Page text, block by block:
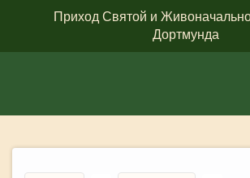
Приход Святой и
Дортмунда